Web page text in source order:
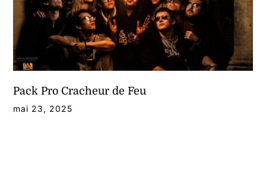
Contact
Mon compte
Panier
Pack Pro Cracheur de Feu
mai 23, 2025